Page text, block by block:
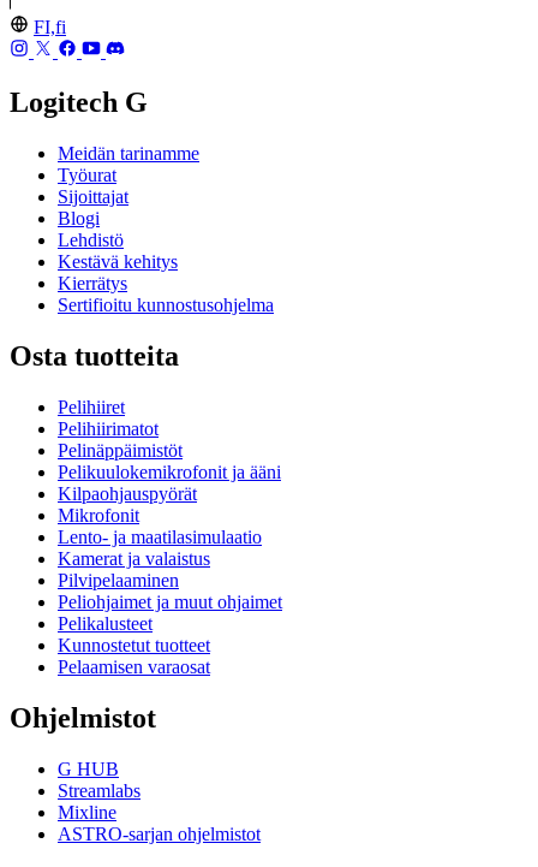
FI,fi
Logitech G
Meidän tarinamme
Työurat
Sijoittajat
Blogi
Lehdistö
Kestävä kehitys
Kierrätys
Sertifioitu kunnostusohjelma
Osta tuotteita
Pelihiiret
Pelihiirimatot
Pelinäppäimistöt
Pelikuulokemikrofonit ja ääni
Kilpaohjauspyörät
Mikrofonit
Lento- ja maatilasimulaatio
Kamerat ja valaistus
Pilvipelaaminen
Peliohjaimet ja muut ohjaimet
Pelikalusteet
Kunnostetut tuotteet
Pelaamisen varaosat
Ohjelmistot
G HUB
Streamlabs
Mixline
ASTRO-sarjan ohjelmistot